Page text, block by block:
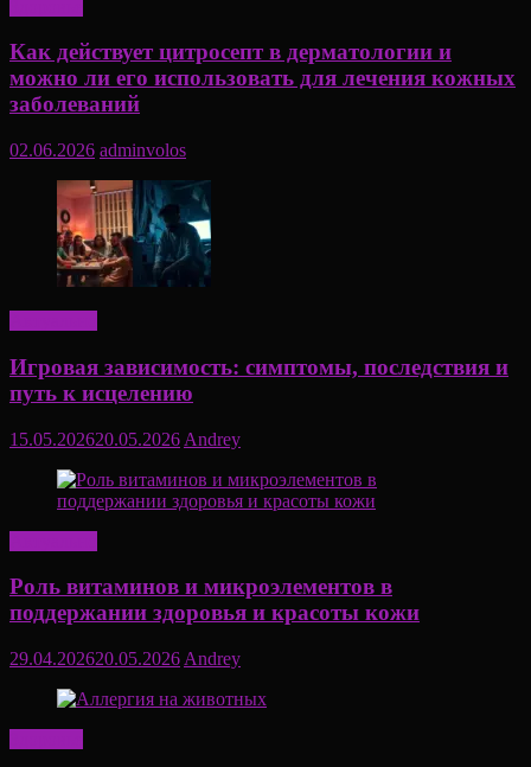
Как действует цитросепт в дерматологии и
можно ли его использовать для лечения кожных
заболеваний
02.06.2026 adminvolos
Игровая зависимость: симптомы, последствия и
путь к исцелению
15.05.202620.05.2026 Andrey
Роль витаминов и микроэлементов в
поддержании здоровья и красоты кожи
29.04.202620.05.2026 Andrey